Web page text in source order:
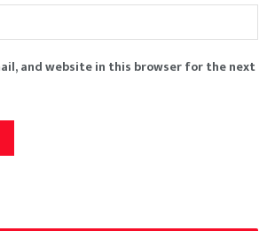
and website in this browser for the next